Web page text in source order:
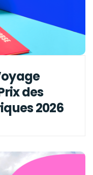
des
2026